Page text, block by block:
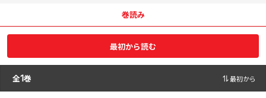
巻読み
最初から読む
全1巻 最初から